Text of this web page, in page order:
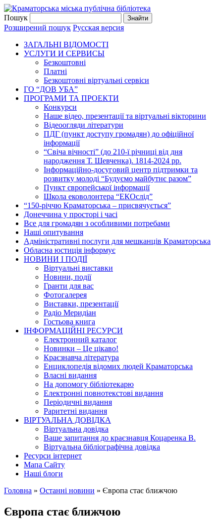
Пошук
Розширений пошук Русская версия
ЗАГАЛЬНI ВIДОМОСТI
УСЛУГИ И СЕРВИСЫ
Безкоштовнi
Платні
Безкоштовні віртуальні сервіси
ГО “ДОВ УБА”
ПРОГРАМИ ТА ПРОЕКТИ
Конкурси
Наше відео, презентації та віртуальні вікторини
Відеоогляди літератури
ПДГ (пункт доступу громадян) до офіційної
інформації
“Свіча вічності” (до 210-ї річниці від дня
народження Т. Шевченка). 1814-2024 рр.
Інформаційно-досуговий центр підтримки та
розвитку молоді “Будуємо майбутнє разом”
Пункт європейської інформації
Школа ековолонтера “ЕКОслід”
“150-річчю Краматорська – присвячується”
Донеччина у просторі і часі
Все для громадян з особливими потребами
Наші опитування
Адміністративні послуги для мешканців Краматорська
Обласна юстиція інформує
НОВИНИ I ПОДIЇ
Вiртуальнi виставки
Новини, подiї
Гранти для вас
Фотогалерея
Виставки, презентації
Радіо Меридіан
Гостьова книга
IНФОРМАЦIЙНI РЕСУРСИ
Електронний каталог
Новинки – Це цiкаво!
Краєзнавча література
Енциклопедія відомих людей Краматорська
Власнi видання
На допомогу бібліотекарю
Електронні повнотекстові видання
Періодичні видання
Раритетні видання
ВIРТУАЛЬНА ДОВIДКА
Вiртуальна довiдка
Ваше запитання до краєзнавця Коцаренка В.
Вiртуальна бiблiографiчна довiдка
Ресурси інтернет
Мапа Сайту
Наші блоги
Головна » Останнi новини » Європа стає ближчою
Європа стає ближчою